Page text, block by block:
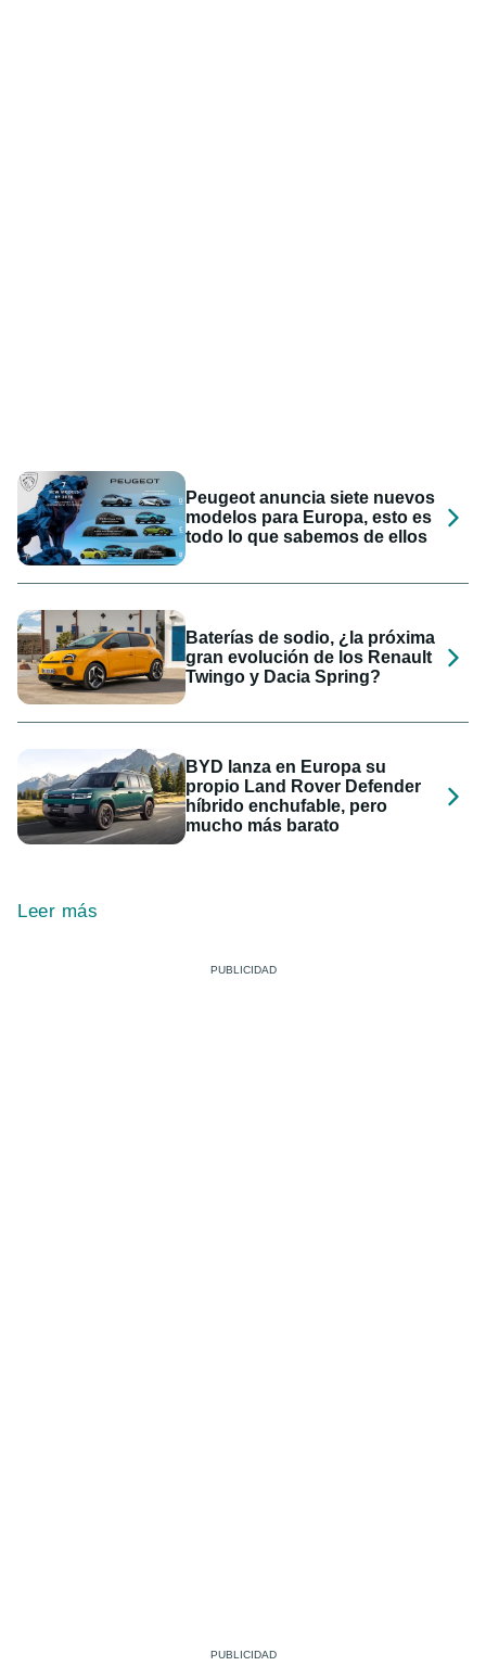
Peugeot anuncia siete nuevos
modelos para Europa, esto es
todo lo que sabemos de ellos
Baterías de sodio, ¿la próxima
gran evolución de los Renault
Twingo y Dacia Spring?
BYD lanza en Europa su
propio Land Rover Defender
híbrido enchufable, pero
mucho más barato
Leer más